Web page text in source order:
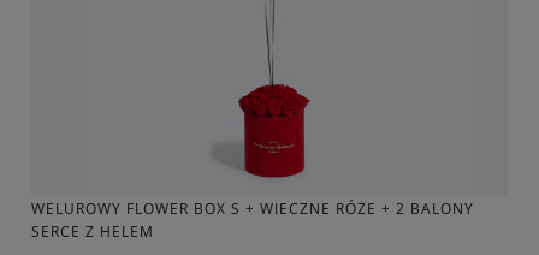
WELUROWY FLOWER BOX S + WIECZNE RÓŻE + 2 BALONY
SERCE Z HELEM